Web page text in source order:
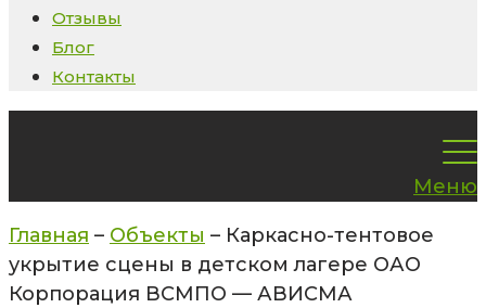
Отзывы
Блог
Контакты
Меню
Главная – Объекты – Каркасно-тентовое
укрытие сцены в детском лагере ОАО
Корпорация ВСМПО — АВИСМА